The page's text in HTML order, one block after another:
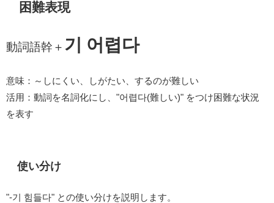
困難表現
動詞語幹＋ 기 어렵다
意味：～しにくい、しがたい、するのが難しい
活用：動詞を名詞化にし、"어렵다(難しい)" をつけ困難な状況
を表す
使い分け
"-기 힘들다" との使い分けを説明します。